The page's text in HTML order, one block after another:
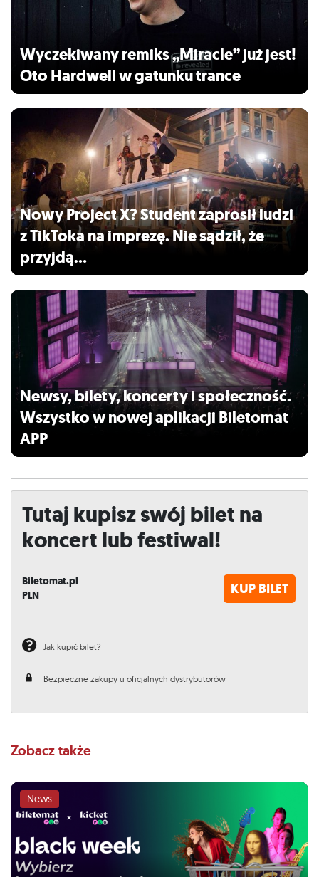
Wyczekiwany remiks „Miracle” już jest!
Oto Hardwell w gatunku trance
Nowy Project X? Student zaprosił ludzi
z TikToka na imprezę. Nie sądził, że
przyjdą…
Newsy, bilety, koncerty i społeczność.
Wszystko w nowej aplikacji Biletomat
APP
Tutaj kupisz swój bilet na
koncert lub festiwal!
Biletomat.pl
PLN
KUP BILET
Jak kupić bilet?
Bezpieczne zakupy u oficjalnych dystrybutorów
Zobacz także
News